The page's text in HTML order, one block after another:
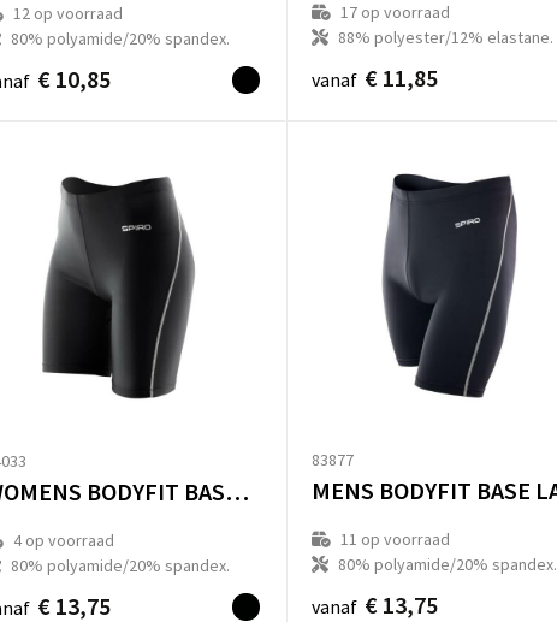
12op voorraad
80% polyamide/20% spandex.
€ 10,85
17op voorraad
88% polyester/12% elastane.
vanaf € 11,85
WOMENS BODYFIT BASE LAYER SHORTS
4op voorraad
80% polyamide/20% spandex.
€ 13,75
83877
11 op voorraad
80% polyamide/20% spandex.
vanaf € 13,75